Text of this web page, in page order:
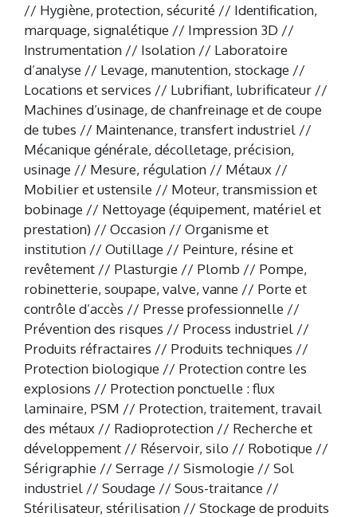
// Hygiène, protection, sécurité // Identification,
marquage, signalétique // Impression 3D //
Instrumentation // Isolation // Laboratoire
d’analyse // Levage, manutention, stockage //
Locations et services // Lubrifiant, lubrificateur //
Machines d’usinage, de chanfreinage et de coupe
de tubes // Maintenance, transfert industriel //
Mécanique générale, décolletage, précision,
usinage // Mesure, régulation // Métaux //
Mobilier et ustensile // Moteur, transmission et
bobinage // Nettoyage (équipement, matériel et
prestation) // Occasion // Organisme et
institution // Outillage // Peinture, résine et
revêtement // Plasturgie // Plomb // Pompe,
robinetterie, soupape, valve, vanne // Porte et
contrôle d’accès // Presse professionnelle //
Prévention des risques // Process industriel //
Produits réfractaires // Produits techniques //
Protection biologique // Protection contre les
explosions // Protection ponctuelle : flux
laminaire, PSM // Protection, traitement, travail
des métaux // Radioprotection // Recherche et
développement // Réservoir, silo // Robotique //
Sérigraphie // Serrage // Sismologie // Sol
industriel // Soudage // Sous-traitance //
Stérilisateur, stérilisation // Stockage de produits